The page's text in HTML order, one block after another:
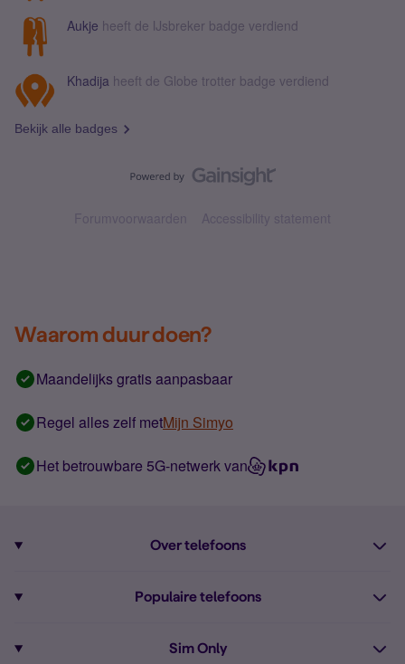
Aukje heeft de IJsbreker badge verdiend
Khadija heeft de Globe trotter badge verdiend
Bekijk alle badges
Forumvoorwaarden Accessibility statement
Waarom duur doen?
Maandelijks gratis aanpasbaar
Regel alles zelf metMijn Simyo
Het betrouwbare 5G-netwerk van
Over telefoons
Alle telefoons
Populaire telefoons
Sim Only